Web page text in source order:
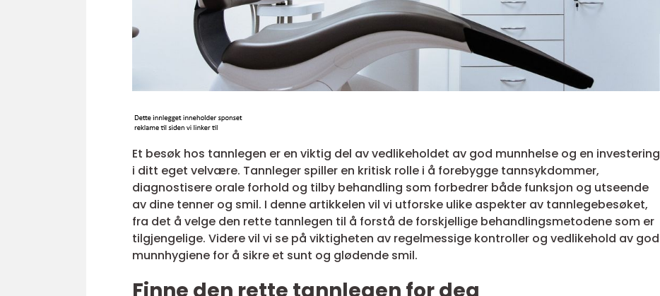
Et besøk hos tannlegen er en viktig del av vedlikeholdet av god munnhelse og en investering
i ditt eget velvære. Tannleger spiller en kritisk rolle i å forebygge tannsykdommer,
diagnostisere orale forhold og tilby behandling som forbedrer både funksjon og utseende
av dine tenner og smil. I denne artikkelen vil vi utforske ulike aspekter av tannlegebesøket,
fra det å velge den rette tannlegen til å forstå de forskjellige behandlingsmetodene som er
tilgjengelige. Videre vil vi se på viktigheten av regelmessige kontroller og vedlikehold av god
munnhygiene for å sikre et sunt og glødende smil.